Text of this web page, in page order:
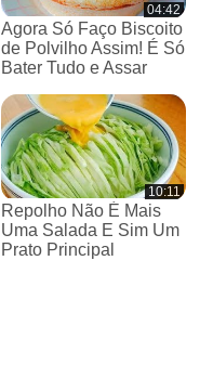
04:42
Agora Só Faço Biscoito
de Polvilho Assim! É Só
Bater Tudo e Assar
10:11
Repolho Não É Mais
Uma Salada E Sim Um
Prato Principal